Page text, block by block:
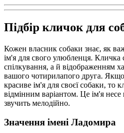
Підбір кличок для
Кожен власник собаки знає, як
ім'я для свого улюбленця. Кличка
спілкування, а й відображенням
вашого чотирилапого друга.
красиве ім'я для своєї собаки, то
відмінним варіантом. Це ім'я несе
звучить мелодійно.
Значення імені Ладомира